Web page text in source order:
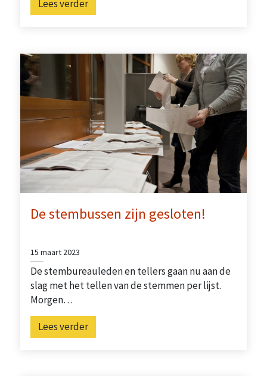
Lees verder
De stembussen zijn gesloten!
15 maart 2023
De stembureauleden en tellers gaan nu aan de
slag met het tellen van de stemmen per lijst.
Morgen…
Lees verder